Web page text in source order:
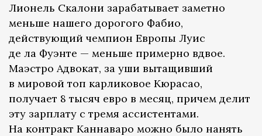
Лионель Скалони зарабатывает заметно
меньше нашего дорогого Фабио,
действующий чемпион Европы Луис
де ла Фуэнте — меньше примерно вдвое.
Маэстро Адвокат, за уши вытащивший
в мировой топ карликовое Кюрасао,
получает 8 тысяч евро в месяц, причем делит
эту зарплату с тремя ассистентами.
На контракт Каннаваро можно было нанять